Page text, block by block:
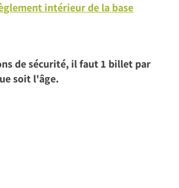
intérieur de la base
de sécurité, il faut 1 billet par
soit l'âge.